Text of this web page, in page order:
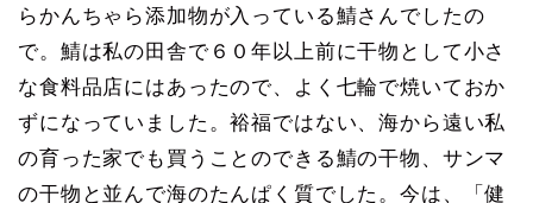
らかんちゃら添加物が入っている鯖さんでしたの
で。鯖は私の田舎で６０年以上前に干物として小さ
な食料品店にはあったので、よく七輪で焼いておか
ずになっていました。裕福ではない、海から遠い私
の育った家でも買うことのできる鯖の干物、サンマ
の干物と並んで海のたんぱく質でした。今は、「健